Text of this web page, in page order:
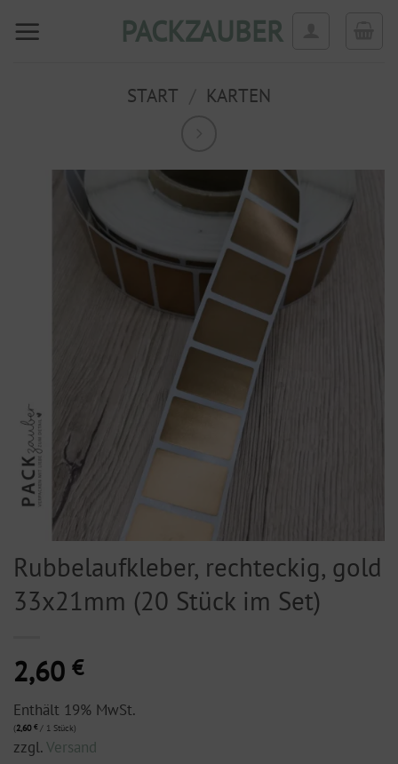
Inhalt
PACKZAUBER
START KARTEN
Rubbelaufkleber, rechteckig, gold
33x21mm (20 Stück im Set)
2,60 €
Enthält 19% MwSt.
(2,60 €/ 1 Stück)
zzgl.Versand